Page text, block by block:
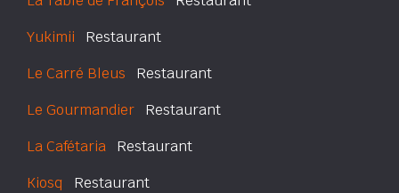
Yukimii Restaurant
Le Carré Bleus Restaurant
Le Gourmandier Restaurant
La Cafétaria Restaurant
Kiosq Restaurant